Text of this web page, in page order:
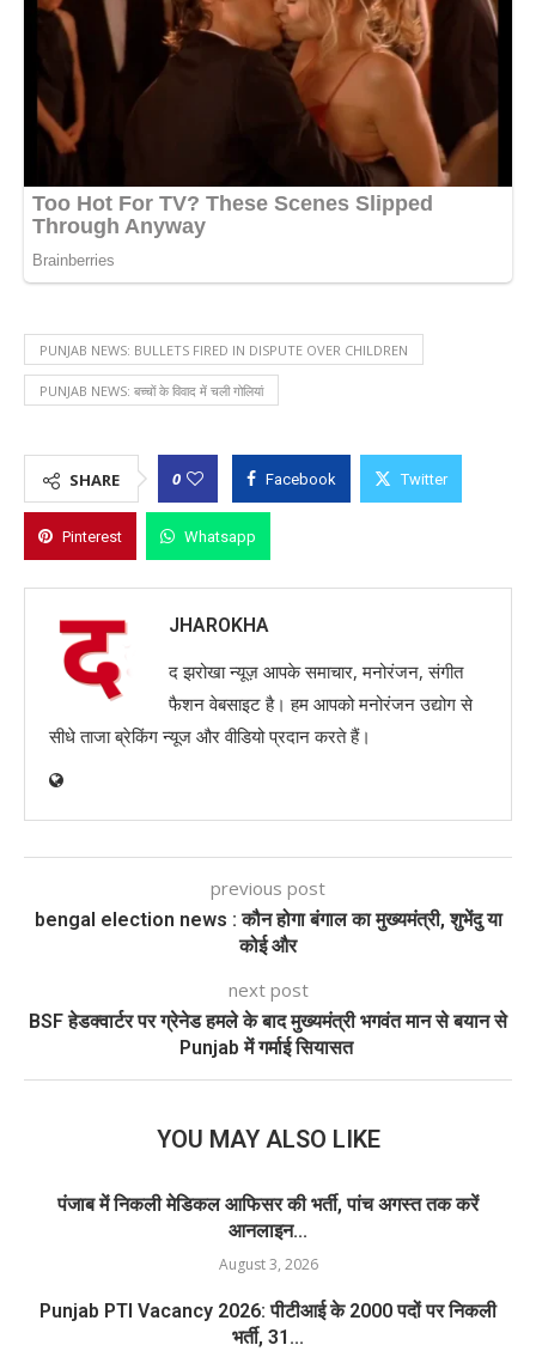
PUNJAB NEWS: BULLETS FIRED IN DISPUTE OVER CHILDREN
PUNJAB NEWS: बच्चों के विवाद में चली गोलियां
SHARE 0 Facebook Twitter
Pinterest Whatsapp
JHAROKHA
द झरोखा न्यूज़ आपके समाचार, मनोरंजन, संगीत
फैशन वेबसाइट है। हम आपको मनोरंजन उद्योग से
सीधे ताजा ब्रेकिंग न्यूज और वीडियो प्रदान करते हैं।
previous post
bengal election news : कौन होगा बंगाल का मुख्यमंत्री, शुभेंदु या
कोई और
next post
BSF हेडक्वार्टर पर ग्रेनेड हमले के बाद मुख्यमंत्री भगवंत मान से बयान से
Punjab में गर्माई सियासत
YOU MAY ALSO LIKE
पंजाब में निकली मेडिकल आफिसर की भर्ती, पांच अगस्त तक करें
आनलाइन...
August 3, 2026
Punjab PTI Vacancy 2026: पीटीआई के 2000 पदों पर निकली
भर्ती, 31...